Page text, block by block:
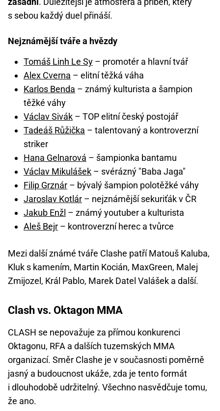
s sebou každý duel přináší.
Nejznámější tváře a hvězdy
Tomáš Linh Le Sy –⁠⁠⁠⁠⁠⁠ promotér a hlavní tvář
Alex Cverna –⁠⁠⁠⁠⁠⁠ elitní těžká váha
Karlos Benda –⁠⁠⁠⁠⁠⁠ známý kulturista a šampion
těžké váhy
Václav Sivák –⁠⁠⁠⁠⁠⁠ TOP elitní český postojář
Tadeáš Růžička –⁠⁠⁠⁠⁠⁠ talentovaný a kontroverzní
striker
Hana Gelnarová –⁠⁠⁠⁠⁠⁠ šampionka bantamu
Václav Mikulášek –⁠⁠⁠⁠⁠⁠ svérázný "Baba Jaga"
Filip Grznár –⁠⁠⁠⁠⁠⁠ bývalý šampion polotěžké váhy
Jaroslav Kotlár –⁠⁠⁠⁠⁠⁠ nejznámější sekuriťák v ČR
Jakub Enžl –⁠⁠⁠⁠⁠⁠ známý youtuber a kulturista
Aleš Bejr –⁠⁠⁠⁠⁠⁠ kontroverzní herec a tvůrce
Mezi další známé tváře Clashe patří Matouš Kaluba,
Kluk s kamením, Martin Kocián, MaxGreen, Malej
Zmijozel, Král Pablo, Marek Datel Valášek a další.
Clash vs. Oktagon MMA
CLASH se nepovažuje za přímou konkurenci
Oktagonu, RFA a dalších tuzemských MMA
organizací. Směr Clashe je v současnosti poměrně
jasný a budoucnost ukáže, zda je tento formát
i dlouhodobě udržitelný. Všechno nasvědčuje tomu,
že ano.